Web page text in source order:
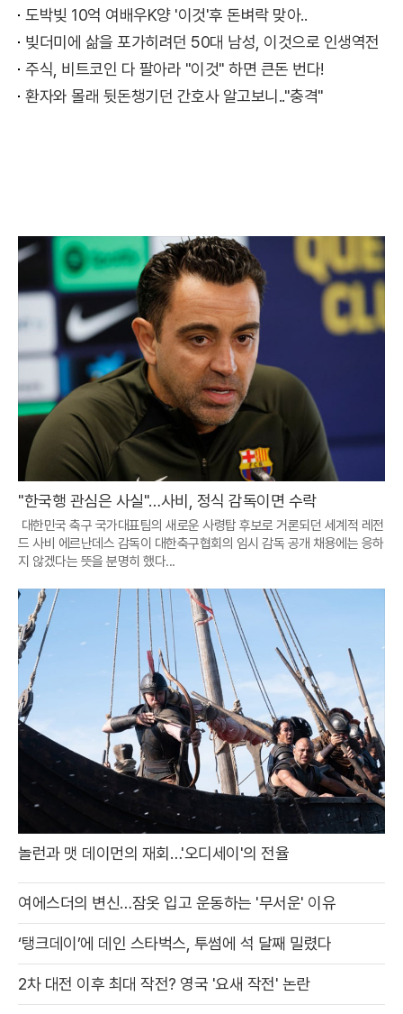
도박빚 10억 여배우K양 '이것'후 돈벼락 맞아..
빚더미에 삶을 포가히려던 50대 남성, 이것으로 인생역전
주식, 비트코인 다 팔아라 "이것" 하면 큰돈 번다!
환자와 몰래 뒷돈챙기던 간호사 알고보니.."충격"
"한국행 관심은 사실"…사비, 정식 감독이면 수락
대한민국 축구 국가대표팀의 새로운 사령탑 후보로 거론되던 세계적 레전
드 사비 에르난데스 감독이 대한축구협회의 임시 감독 공개 채용에는 응하
지 않겠다는 뜻을 분명히 했다...
놀런과 맷 데이먼의 재회…'오디세이'의 전율
여에스더의 변신…잠옷 입고 운동하는 '무서운' 이유
‘탱크데이’에 데인 스타벅스, 투썸에 석 달째 밀렸다
2차 대전 이후 최대 작전? 영국 '요새 작전' 논란